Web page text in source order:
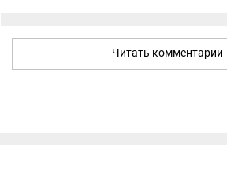
Читать комментарии